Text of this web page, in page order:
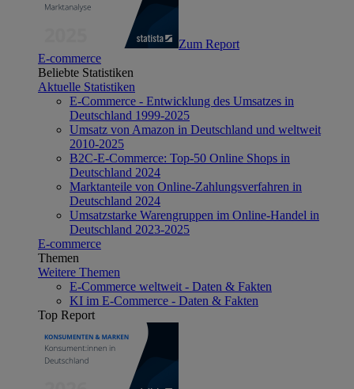
Zum Report
E-commerce
Beliebte Statistiken
Aktuelle Statistiken
E-Commerce - Entwicklung des Umsatzes in
Deutschland 1999-2025
Umsatz von Amazon in Deutschland und weltweit
2010-2025
B2C-E-Commerce: Top-50 Online Shops in
Deutschland 2024
Marktanteile von Online-Zahlungsverfahren in
Deutschland 2024
Umsatzstarke Warengruppen im Online-Handel in
Deutschland 2023-2025
E-commerce
Themen
Weitere Themen
E-Commerce weltweit - Daten & Fakten
KI im E-Commerce - Daten & Fakten
Top Report